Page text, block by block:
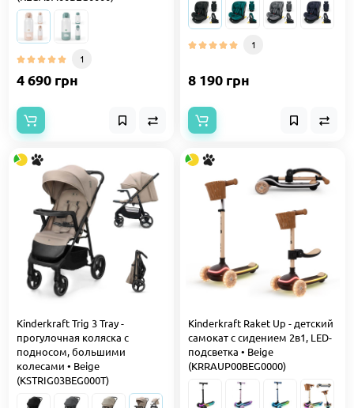
1
4 690 грн
1
8 190 грн
Kinderkraft Trig 3 Tray -
прогулочная коляска с
подносом, большими
колесами • Beige
(KSTRIG03BEG000T)
Kinderkraft Raket Up - детский
самокат с сидением 2в1, LED-
подсветка • Beige
(KRRAUP00BEG0000)